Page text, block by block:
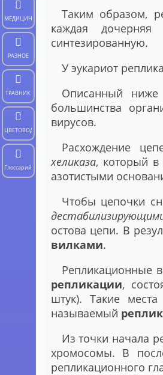
МЕДИЦИНА
РАЗНОЕ
ТРАВНИК
ЦВЕТОВОД
Глоссарий
Таким образом,
каждая
синтезированную.
У эукариот
Описанный
большинства
вирусов.
Расхождение
хеликаза, который в
азотистыми
Чтобы цепочки
остова цепи. В
вилками.
Репликационные
репликации,
штук). Такие
называемый
Из точки начала
хромосомы. В
репликационного